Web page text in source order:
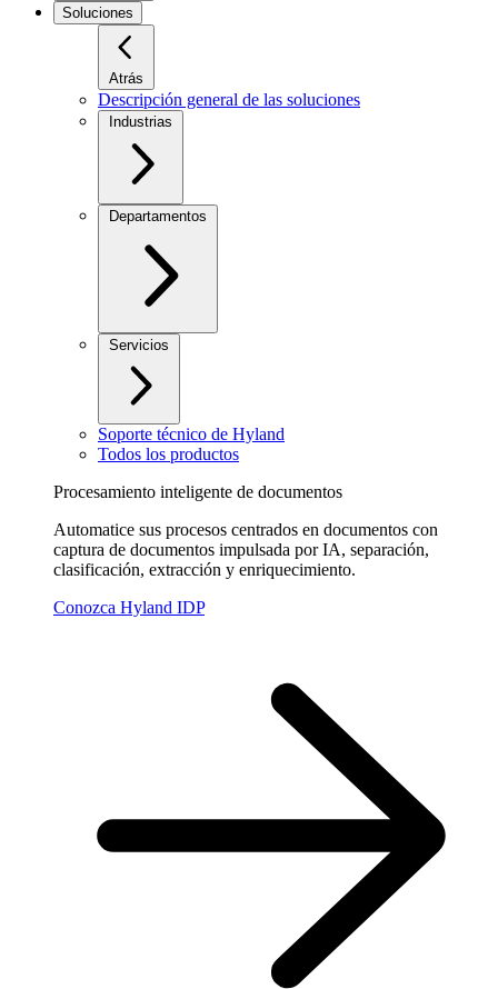
Soluciones
Atrás
Descripción general de las soluciones
Industrias
Departamentos
Servicios
Soporte técnico de Hyland
Todos los productos
Procesamiento inteligente de documentos
Automatice sus procesos centrados en documentos con
captura de documentos impulsada por IA, separación,
clasificación, extracción y enriquecimiento.
Conozca Hyland IDP